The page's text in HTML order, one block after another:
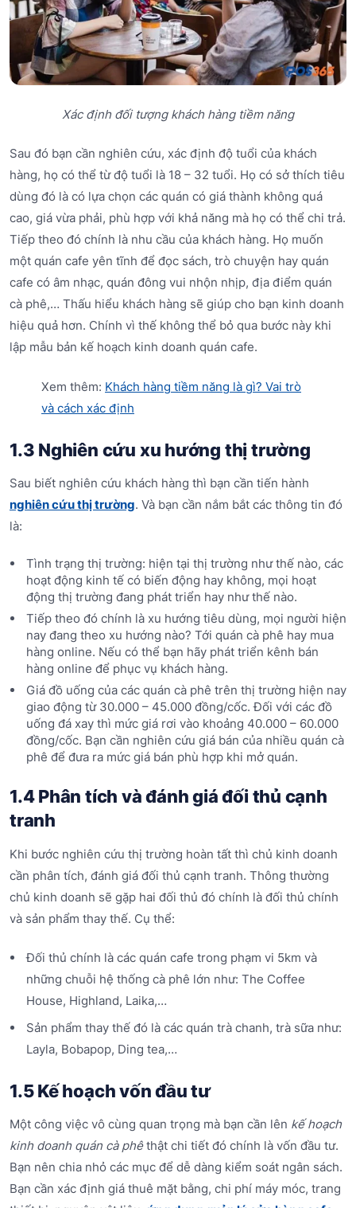
Xác định đối tượng khách hàng tiềm năng
Sau đó bạn cần nghiên cứu, xác định độ tuổi của khách
hàng, họ có thể từ độ tuổi là 18 – 32 tuổi. Họ có sở thích tiêu
dùng đó là có lựa chọn các quán có giá thành không quá
cao, giá vừa phải, phù hợp với khả năng mà họ có thể chi trả.
Tiếp theo đó chính là nhu cầu của khách hàng. Họ muốn
một quán cafe yên tĩnh để đọc sách, trò chuyện hay quán
cafe có âm nhạc, quán đông vui nhộn nhịp, địa điểm quán
cà phê,… Thấu hiểu khách hàng sẽ giúp cho bạn kinh doanh
hiệu quả hơn. Chính vì thế không thể bỏ qua bước này khi
lập mẫu bản kế hoạch kinh doanh quán cafe.
Xem thêm: Khách hàng tiềm năng là gì? Vai trò
và cách xác định
1.3 Nghiên cứu xu hướng thị trường
Sau biết nghiên cứu khách hàng thì bạn cần tiến hành
nghiên cứu thị trường. Và bạn cần nắm bắt các thông tin đó
là:
Tình trạng thị trường: hiện tại thị trường như thế nào, các
hoạt động kinh tế có biến động hay không, mọi hoạt
động thị trường đang phát triển hay như thế nào.
Tiếp theo đó chính là xu hướng tiêu dùng, mọi người hiện
nay đang theo xu hướng nào? Tới quán cà phê hay mua
hàng online. Nếu có thể bạn hãy phát triển kênh bán
hàng online để phục vụ khách hàng.
Giá đồ uống của các quán cà phê trên thị trường hiện nay
giao động từ 30.000 – 45.000 đồng/cốc. Đối với các đồ
uống đá xay thì mức giá rơi vào khoảng 40.000 – 60.000
đồng/cốc. Bạn cần nghiên cứu giá bán của nhiều quán cà
phê để đưa ra mức giá bán phù hợp khi mở quán.
1.4 Phân tích và đánh giá đối thủ cạnh
tranh
Khi bước nghiên cứu thị trường hoàn tất thì chủ kinh doanh
cần phân tích, đánh giá đối thủ cạnh tranh. Thông thường
chủ kinh doanh sẽ gặp hai đối thủ đó chính là đối thủ chính
và sản phẩm thay thế. Cụ thể:
Đối thủ chính là các quán cafe trong phạm vi 5km và
những chuỗi hệ thống cà phê lớn như: The Coffee
House, Highland, Laika,…
Sản phẩm thay thế đó là các quán trà chanh, trà sữa như:
Layla, Bobapop, Ding tea,…
1.5 Kế hoạch vốn đầu tư
Một công việc vô cùng quan trọng mà bạn cần lên kế hoạch
kinh doanh quán cà phêthật chi tiết đó chính là vốn đầu tư.
Bạn nên chia nhỏ các mục để dễ dàng kiểm soát ngân sách.
Bạn cần xác định giá thuê mặt bằng, chi phí máy móc, trang